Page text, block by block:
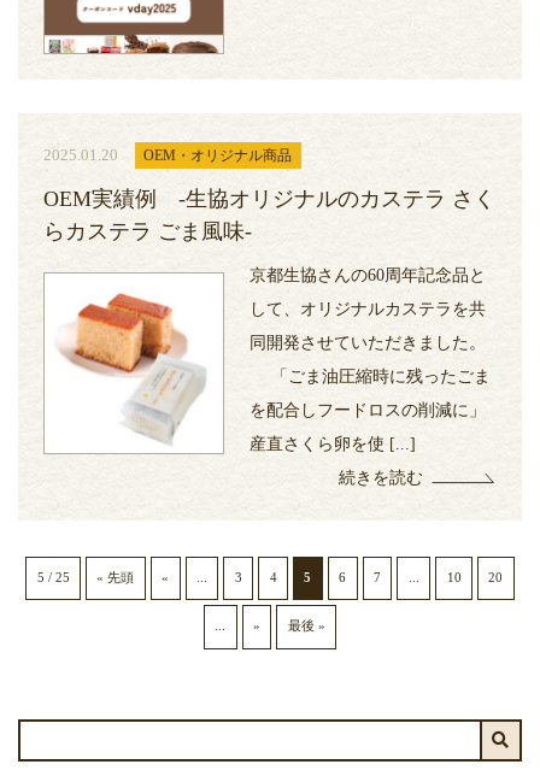
2025.01.20 OEM・オリジナル商品
OEM実績例 -生協オリジナルのカステラ さく
らカステラ ごま風味-
京都生協さんの60周年記念品と
して、オリジナルカステラを共
同開発させていただきました。
「ごま油圧縮時に残ったごま
を配合しフードロスの削減に」
産直さくら卵を使 [...]
続きを読む
5 / 25 « 先頭 « 3 4 5 6 7 10 20
... » 最後 »